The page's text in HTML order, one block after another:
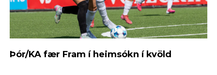
Þór/KA fær Fram í heimsókn í kvöld